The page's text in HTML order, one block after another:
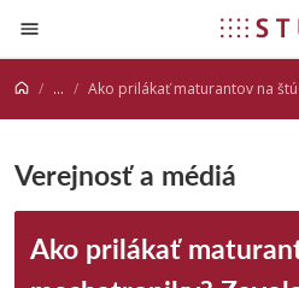
Prejsť na obsah
... Ako prilákať maturantov na štúdium mechatroniky? Zavolali
Verejnosť a médiá
Ako prilákať